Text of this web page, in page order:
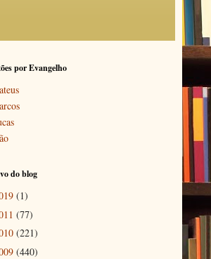
por Evangelho
do blog
(1)
(77)
(221)
(440)